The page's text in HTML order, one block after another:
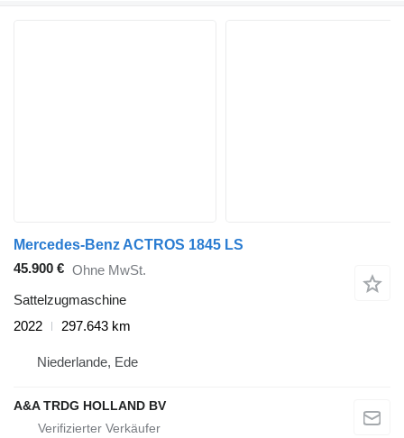
Mercedes-Benz ACTROS 1845 LS
45.900 € Ohne MwSt.
Sattelzugmaschine
2022
297.643 km
Niederlande, Ede
A&A TRDG HOLLAND BV